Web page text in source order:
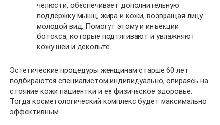
челюсти, обеспечивает дополнительную
поддержку мышц, жира и кожи, возвращая лицу
молодой вид. Помогут этому и инъекции
ботокса, которые подтягивают и увлажняют
кожу шеи и декольте.
Эстетические процедуры женщинам старше 60 лет
подбираются специалистом индивидуально, опираясь на
стояние кожи пациентки и ее физическое здоровье.
Тогда косметологический комплекс будет максимально
эффективным.